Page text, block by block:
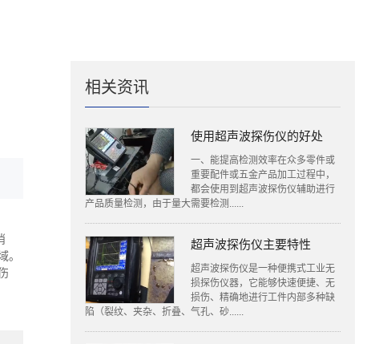
。
相关资讯
使用超声波探伤仪的好处
一、能提高检测效率在众多零件或
重要配件或五金产品加工过程中，
都会使用到超声波探伤仪辅助进行
产品质量检测，由于量大需要检测......
超声波探伤仪主要特性
超声波探伤仪是一种便携式工业无
损探伤仪器，它能够快速便捷、无
损伤、精确地进行工件内部多种缺
陷（裂纹、夹杂、折叠、气孔、砂......